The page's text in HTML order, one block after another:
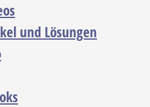
und Lösungen